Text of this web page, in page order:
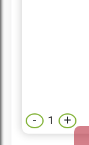
+
-